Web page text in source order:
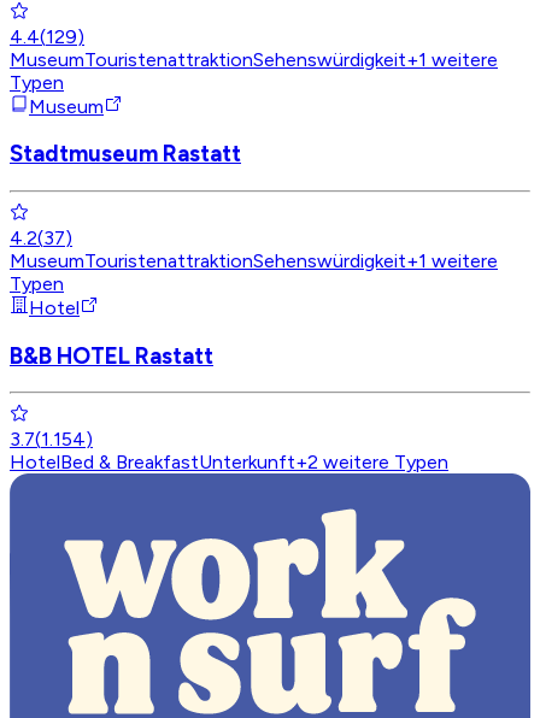
4.4(129)
MuseumTouristenattraktionSehenswürdigkeit+1 weitere
Typen
Museum
Stadtmuseum Rastatt
4.2(37)
MuseumTouristenattraktionSehenswürdigkeit+1 weitere
Typen
Hotel
B&B HOTEL Rastatt
3.7(1.154)
HotelBed & BreakfastUnterkunft+2 weitere Typen